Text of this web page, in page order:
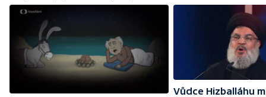
Vůdce Hizballáhu